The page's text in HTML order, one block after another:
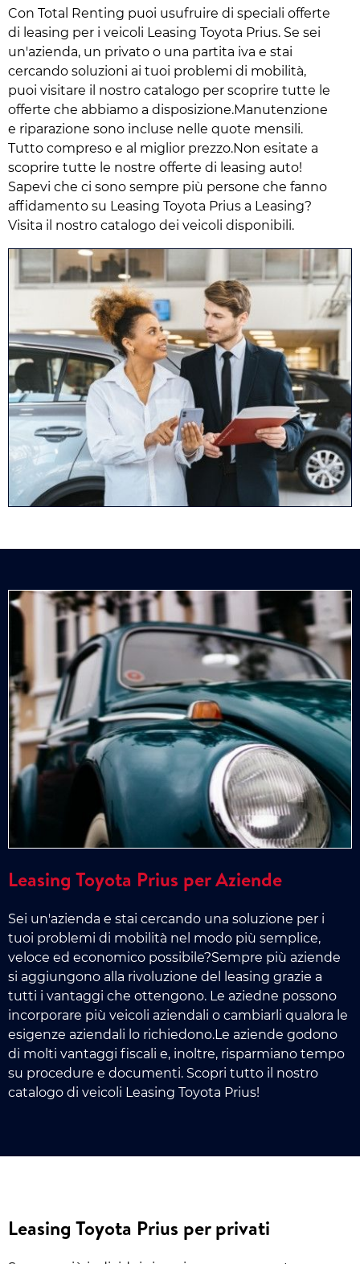
Con Total Renting puoi usufruire di speciali offerte
di leasing per i veicoli Leasing Toyota Prius. Se sei
un'azienda, un privato o una partita iva e stai
cercando soluzioni ai tuoi problemi di mobilità,
puoi visitare il nostro catalogo per scoprire tutte le
offerte che abbiamo a disposizione.Manutenzione
e riparazione sono incluse nelle quote mensili.
Tutto compreso e al miglior prezzo.Non esitate a
scoprire tutte le nostre offerte di leasing auto!
Sapevi che ci sono sempre più persone che fanno
affidamento su Leasing Toyota Prius a Leasing?
Visita il nostro catalogo dei veicoli disponibili.
Leasing Toyota Prius per Aziende
Sei un'azienda e stai cercando una soluzione per i
tuoi problemi di mobilità nel modo più semplice,
veloce ed economico possibile?Sempre più aziende
si aggiungono alla rivoluzione del leasing grazie a
tutti i vantaggi che ottengono. Le aziedne possono
incorporare più veicoli aziendali o cambiarli qualora le
esigenze aziendali lo richiedono.Le aziende godono
di molti vantaggi fiscali e, inoltre, risparmiano tempo
su procedure e documenti. Scopri tutto il nostro
catalogo di veicoli Leasing Toyota Prius!
Leasing Toyota Prius per privati